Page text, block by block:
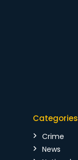
Categories
Crime
News